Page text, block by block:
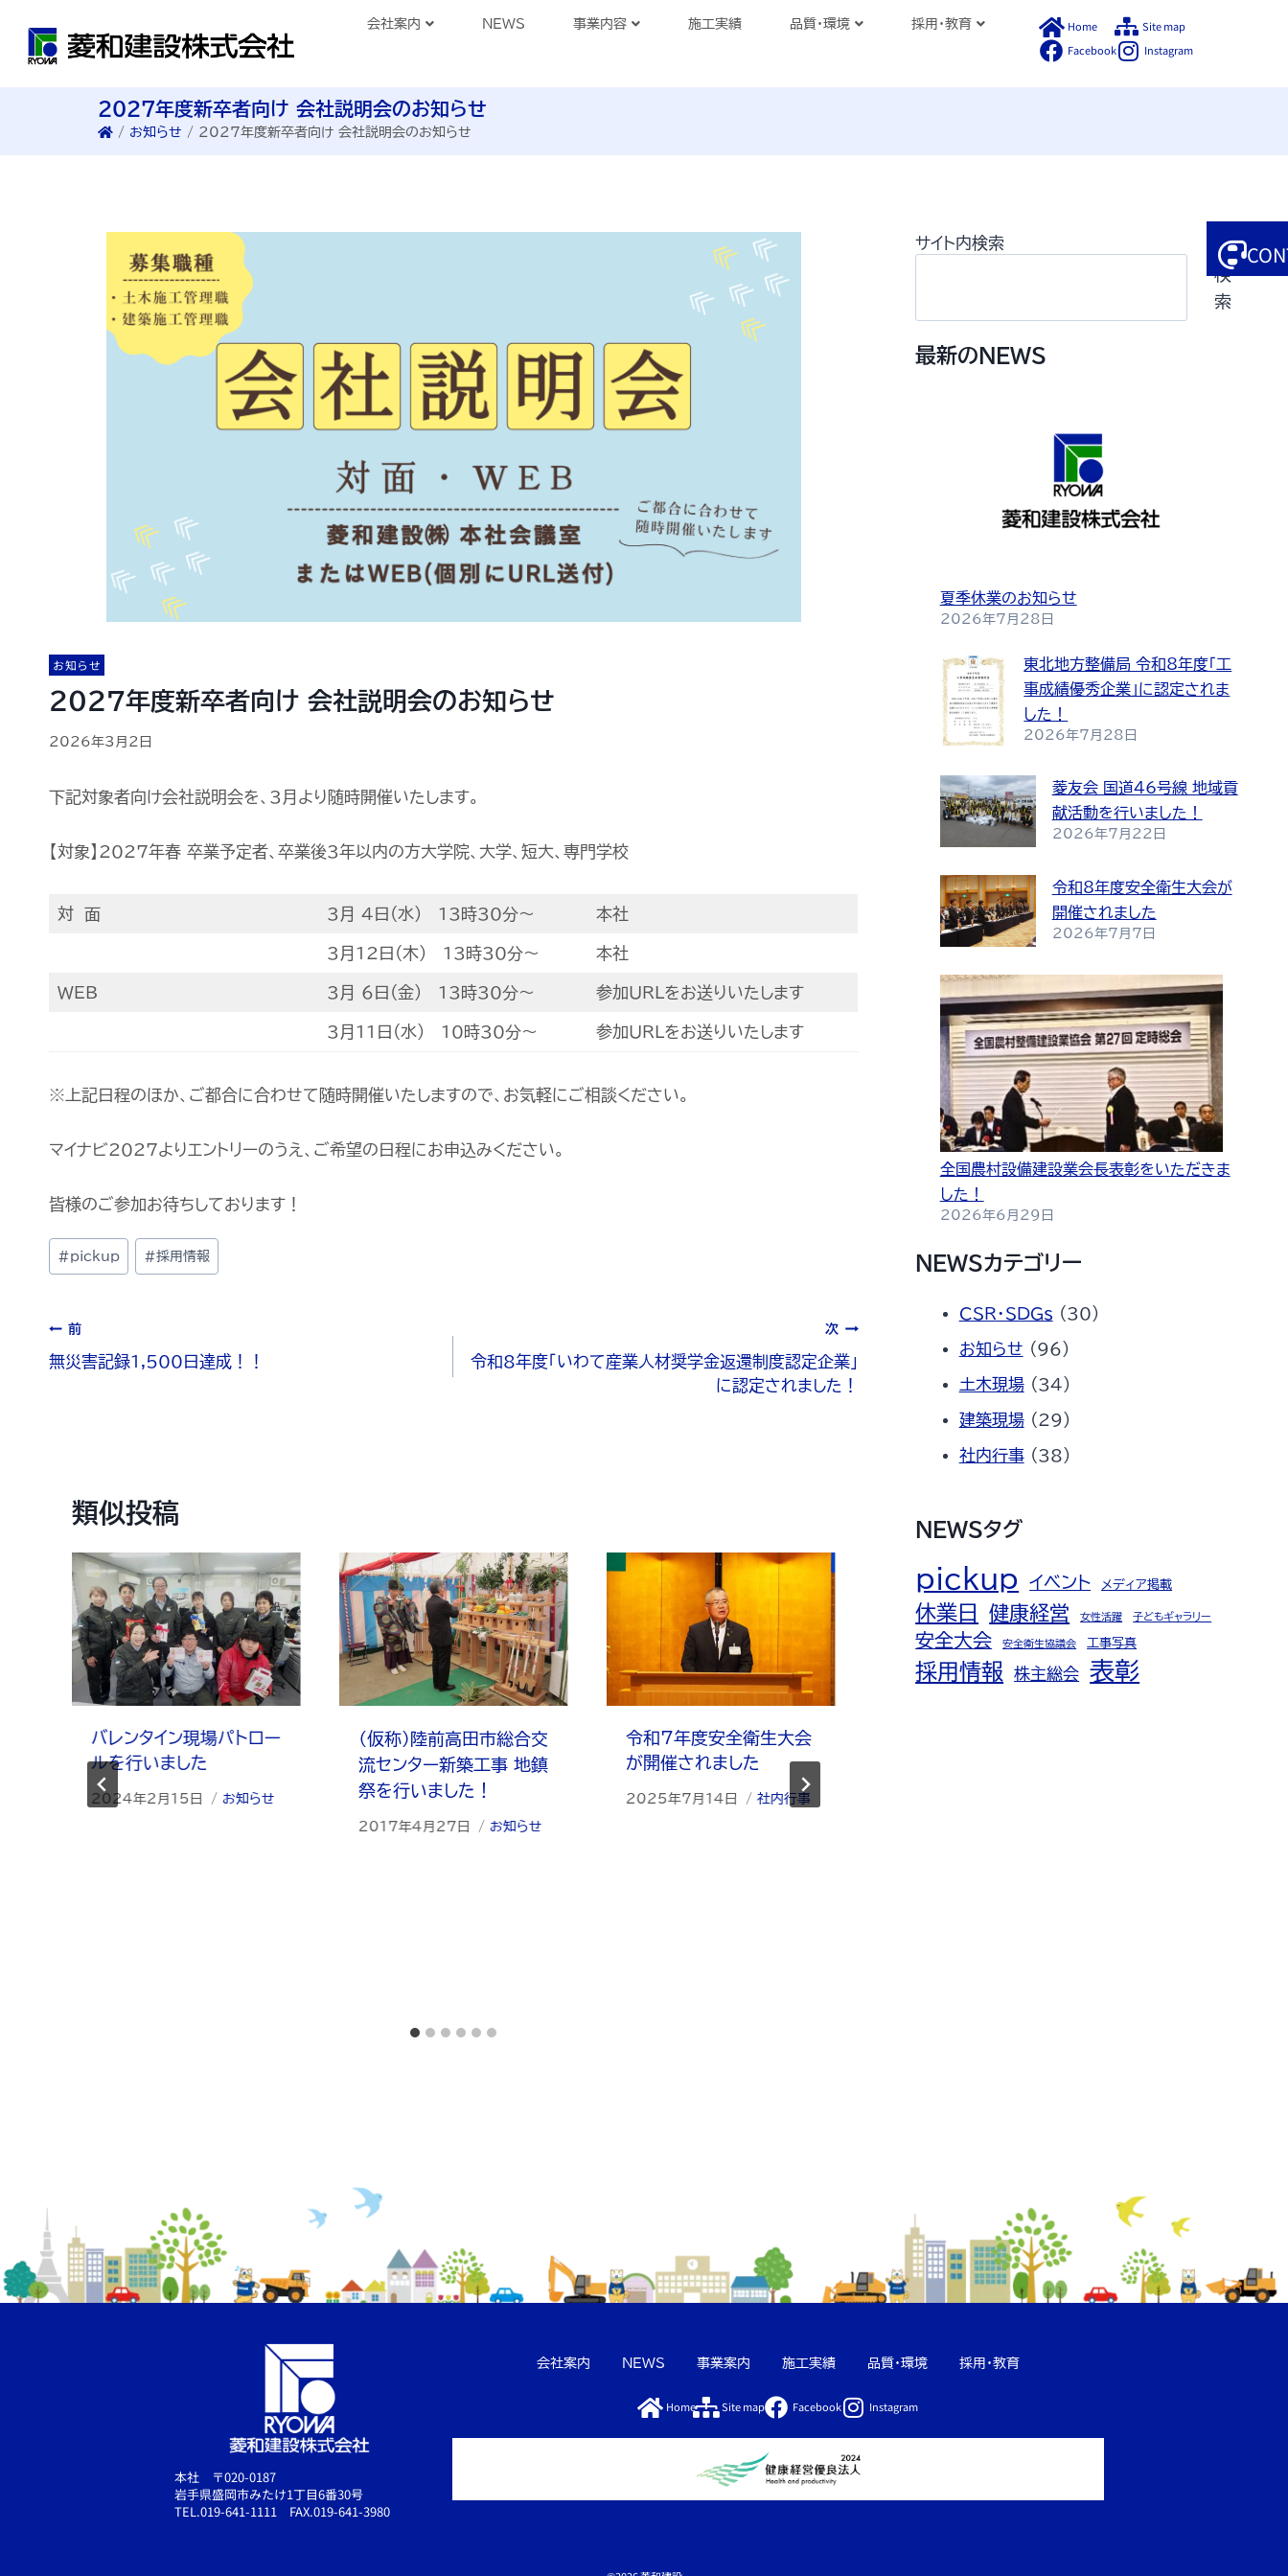
会社案内 NEWS 事業内容 施工実績 品質・環境 採用・教育 Home
Site map
Facebook
Instagram
2027年度新卒者向け 会社説明会のお知らせ
/ お知らせ / 2027年度新卒者向け 会社説明会のお知らせ
お知らせ
2027年度新卒者向け 会社説明会のお知らせ
2026年3月2日
下記対象者向け会社説明会を、3月より随時開催いたします。
【対象】2027年春 卒業予定者、卒業後3年以内の方大学院、大学、短大、専門学校
対 面 3月 4日(水) 13時30分～ 本社
3月12日(木) 13時30分～ 本社
WEB 3月 6日(金) 13時30分～ 参加URLをお送りいたします
3月11日(水) 10時30分～ 参加URLをお送りいたします
※上記日程のほか、ご都合に合わせて随時開催いたしますので、お気軽にご相談ください。
マイナビ2027よりエントリーのうえ、ご希望の日程にお申込みください。
皆様のご参加お待ちしております！
#pickup #採用情報
前
無災害記録1,500日達成！！
次
令和8年度「いわて産業人材奨学金返還制度認定企業」
に認定されました！
類似投稿
バレンタイン現場パトロー
ルを行いました
2024年2月15日 お知らせ
（仮称）陸前高田市総合交
流センター新築工事 地鎮
祭を行いました！
2017年4月27日 お知らせ
令和7年度安全衛生大会
が開催されました
2025年7月14日 社内行事
サイト内検索
検
索
最新のNEWS
夏季休業のお知らせ
2026年7月28日
東北地方整備局 令和8年度「工
事成績優秀企業」に認定されま
した！
2026年7月28日
菱友会 国道46号線 地域貢
献活動を行いました！
2026年7月22日
令和8年度安全衛生大会が
開催されました
2026年7月7日
全国農村設備建設業会長表彰をいただきま
した！
2026年6月29日
NEWSカテゴリー
CSR・SDGs (30)
お知らせ (96)
土木現場(34)
建築現場(29)
社内行事(38)
NEWSタグ
pickup イベント メディア掲載
休業日 健康経営 女性活躍 子どもギャラリー
安全大会 安全衛生協議会 工事写真
採用情報 株主総会 表彰
本社 〒020-0187
岩手県盛岡市みたけ1丁目6番30号
TEL.019-641-1111 FAX.019-641-3980
会社案内 NEWS 事業案内 施工実績 品質・環境 採用・教育
Home Site map Facebook Instagram